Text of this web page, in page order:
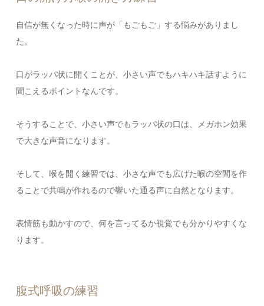
自信が無くなった時に声が「もごもご」する悩みがありまし
た。
口がラッパ状に開くことが、小さい声でもハキハキ話すように
聞こえるポイントなんです。
そうすることで、小さい声でもラッパ状の口は、メガホン効果
で大きな声音になります。
そして、喉を開く練習では、小さな声でも広げた喉の空間を作
ることで共鳴が作れるので響いた通る声に自然となります。
表情筋も動かすので、何を言ってるか視覚でも分かりやすくな
ります。
腹式呼吸の練習